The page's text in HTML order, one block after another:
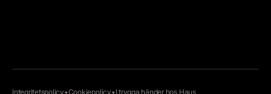
Integritetspolicy•Cookiepolicy•I trygga händer hos Haus